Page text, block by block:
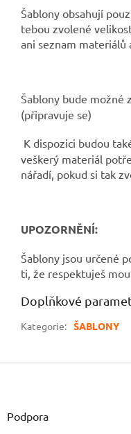
Šablony obsahují
tebou zvolené
ani seznam materiálů
Šablony bude možné
(připravuje se)
K dispozici budou
veškerý materiál
nářadí, pokud si tak
UPOZORNĚNÍ:
Šablony jsou určené
ti, že respektuješ
Doplňkové
Kategorie: ŠABLONY
Z
Podpora